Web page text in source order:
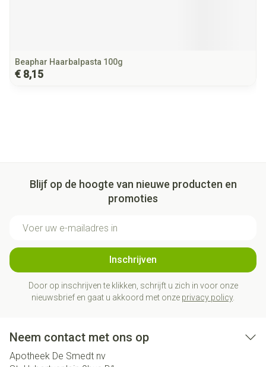
Beaphar Haarbalpasta 100g
€ 8,15
Blijf op de hoogte van nieuwe producten en
promoties
Inschrijven
Door op inschrijven te klikken, schrijft u zich in voor onze
nieuwsbrief en gaat u akkoord met onze privacy policy.
Neem contact met ons op
Apotheek De Smedt nv